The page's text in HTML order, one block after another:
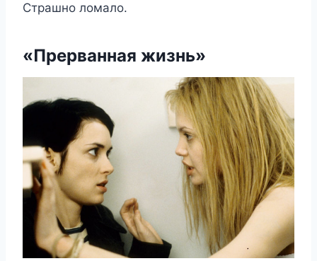
Страшно ломало.
«Прерванная жизнь»